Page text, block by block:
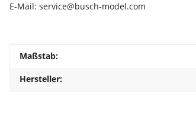
E-Mail: service@busch-model.com
Produkteigenschaft
Wert
Maßstab:
Hersteller: